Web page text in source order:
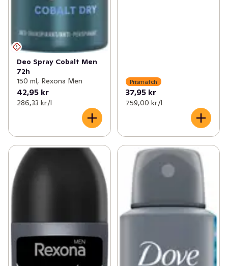
Deo Spray Cobalt Men
72h
150 ml, Rexona Men
42,95 kr
286,33 kr /l
Prismatch
37,95 kr
759,00 kr /l